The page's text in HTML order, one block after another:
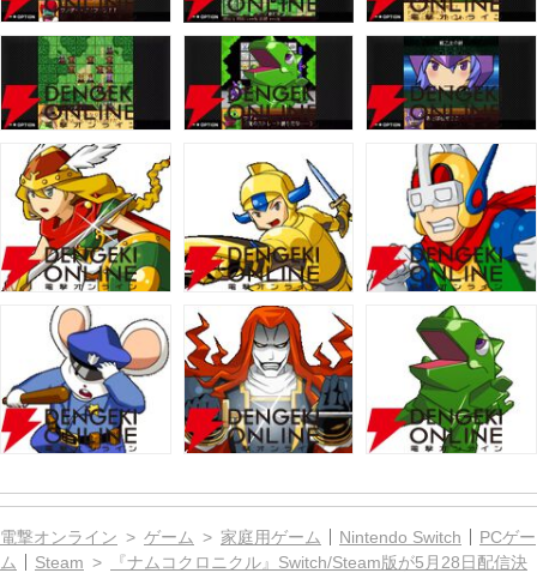
電撃オンライン ゲーム 家庭用ゲーム Nintendo Switch
PCゲー
ム
Steam
『ナムコクロニクル』Switch/Steam版が5月28日配信決